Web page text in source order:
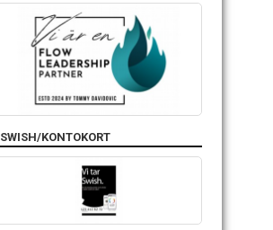
SWISH/KONTOKORT